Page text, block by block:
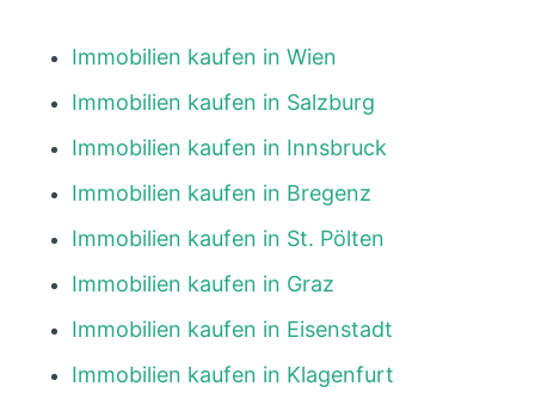
Immobilien kaufen in Wien
Immobilien kaufen in Salzburg
Immobilien kaufen in Innsbruck
Immobilien kaufen in Bregenz
Immobilien kaufen in St. Pölten
Immobilien kaufen in Graz
Immobilien kaufen in Eisenstadt
Immobilien kaufen in Klagenfurt